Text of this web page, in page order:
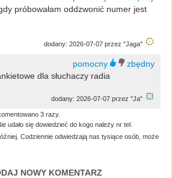
próbowałam oddzwonić numer jest
dodany: 2026-07-07 przez "Jaga"
dla słuchaczy radia
dodany: 2026-07-07 przez "Ja"
3 razy.
udało się dowiedzieć do kogo należy nr tel.
Codziennie odwiedzają nas tysiące osób, może
NOWY KOMENTARZ